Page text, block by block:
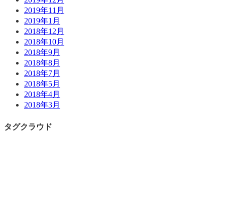
2019年11月
2019年1月
2018年12月
2018年10月
2018年9月
2018年8月
2018年7月
2018年5月
2018年4月
2018年3月
タグクラウド